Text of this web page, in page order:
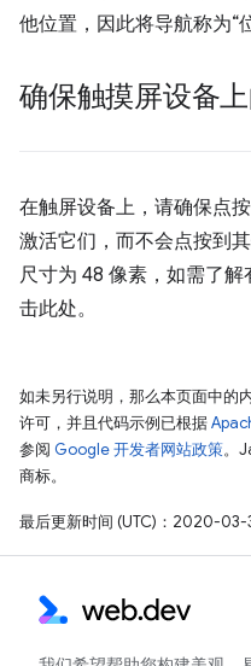
他位置，因此将导航称为“
确保触摸屏设备
在触屏设备上，请确保点
激活它们，而不会点按到
尺寸为 48 像素，如需了解
击此处。
如未另行说明，那么本页面中的
许可，并且代码示例已根据
参阅 Google 开发者网站政策。
商标。
最后更新时间 (UTC)：2020-03-